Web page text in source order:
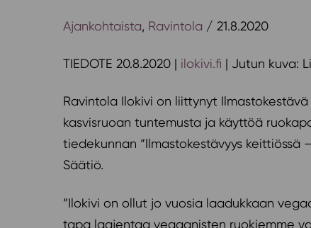
Ajankohtaista, Ravintola / 21.8.2020
TIEDOTE 20.8.2020 | ilokivi.fi | Jutun kuva:
Ravintola Ilokivi on liittynyt
kasvisruoan tuntemusta ja käyttöä
tiedekunnan “Ilmastokestävyys
Säätiö.
”Ilokivi on ollut jo vuosia laadukkaan
tapa laajentaa vegaanisten ruokiemme